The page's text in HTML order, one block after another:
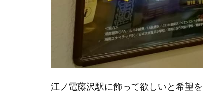
江ノ電藤沢駅に飾って欲しいと希望